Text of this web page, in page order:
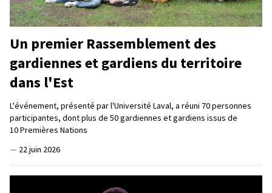
Un premier Rassemblement des
gardiennes et gardiens du territoire
dans l'Est
L'événement, présenté par l'Université Laval, a réuni 70 personnes
participantes, dont plus de 50 gardiennes et gardiens issus de
10 Premières Nations
— 22 juin 2026